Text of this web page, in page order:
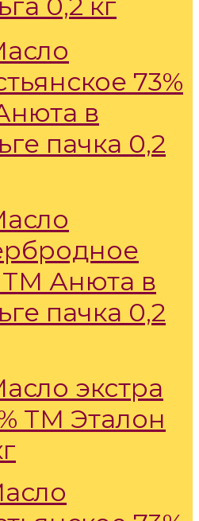
73%
в
пачка 0,2
ТМ Анюта в
пачка 0,2
экстра
ТМ Эталон